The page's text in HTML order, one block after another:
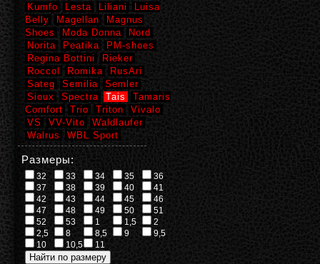
Kumfo
Lesta Liliani
Luisa
Belly
Magellan
Magnus
Shoes
Moda Donna
Nord
Norita
Peatika
PM-shoes
Regina Bottini
Rieker
Roccol
Romika
RusAri
Sateg
Semilia
Semler
Sioux
Spectra Tais
Tamaris
Comfort
Trio Triton
Vivalo
VS
VV-Vito
Waldlaufer
Walrus
WBL Sport
Размеры:
32 33 34 35
36
37
38 39 40
41
42
43 44 45
46
47
48 49 50
51
52
53 1 1,5
2
2,5
8 8,5 9
9,5
10
10,5 11